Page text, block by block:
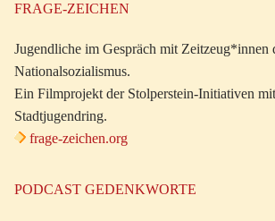
FRAGE-ZEICHEN
Jugendliche im Gespräch mit Zeitzeug*innen
Nationalsozialismus.
Ein Filmprojekt der Stolperstein-Initiativen
Stadtjugendring.
frage-zeichen.org
PODCAST GEDENKWORTE